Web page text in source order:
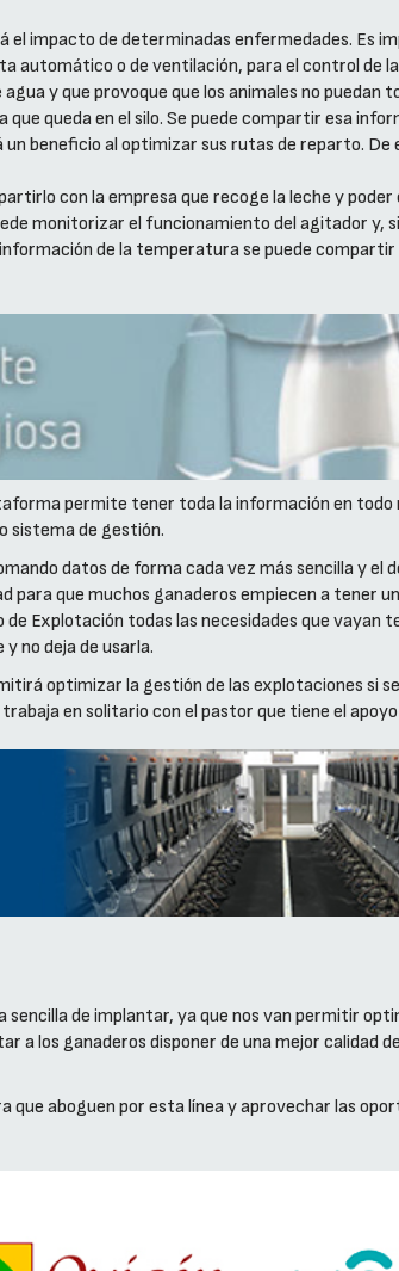
el impacto de determinadas enfermedades. Es
automático o de ventilación, para el control de
y que provoque que los animales no puedan
queda en el silo. Se puede compartir esa
beneficio al optimizar sus rutas de reparto. De
con la empresa que recoge la leche y
monitorizar el funcionamiento del agitador y,
de la temperatura se puede
permite tener toda la información en todo
sistema de gestión.
datos de forma cada vez más sencilla y el
para que muchos ganaderos empiecen a tener
Explotación todas las necesidades que vayan
no deja de usarla.
optimizar la gestión de las explotaciones si se
en solitario con el pastor que tiene el
sencilla de implantar, ya que nos van permitir
los ganaderos disponer de una mejor calidad
aboguen por esta línea y aprovechar las